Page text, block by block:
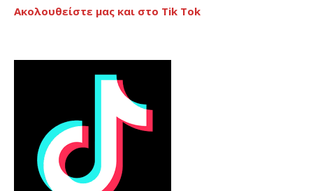
Ακολουθείστε μας και στο Tik Tok